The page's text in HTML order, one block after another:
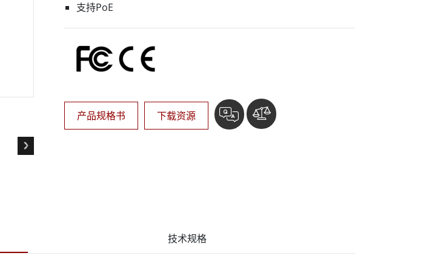
不锈钢等级
不锈钢工业计算机
不锈钢工业显示屏
支持PoE
产品规格书 下载资源
技术规格